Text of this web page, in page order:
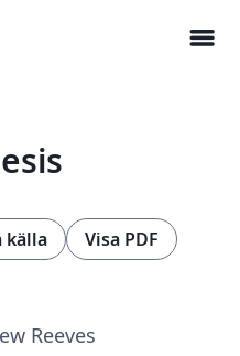
menu
källa Visa PDF
Reeves